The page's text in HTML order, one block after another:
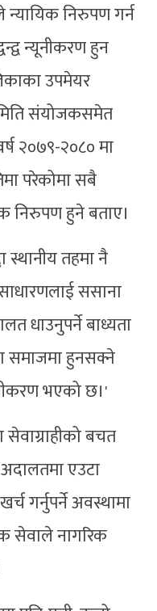
न्यायिक निरुपण गर्न
न्यूनीकरण हुन
उपमेयर
संयोजकसमेत
२०७९-२०८० मा
परेकोमा सबै
निरुपण हुने बताए।
स्थानीय तहमा नै
ससाना
धाउनुपर्ने बाध्यता
समाजमा हुनसक्ने
भएको छ।'
बचत
एउटा
गर्नुपर्ने अवस्थामा
सेवाले नागरिक